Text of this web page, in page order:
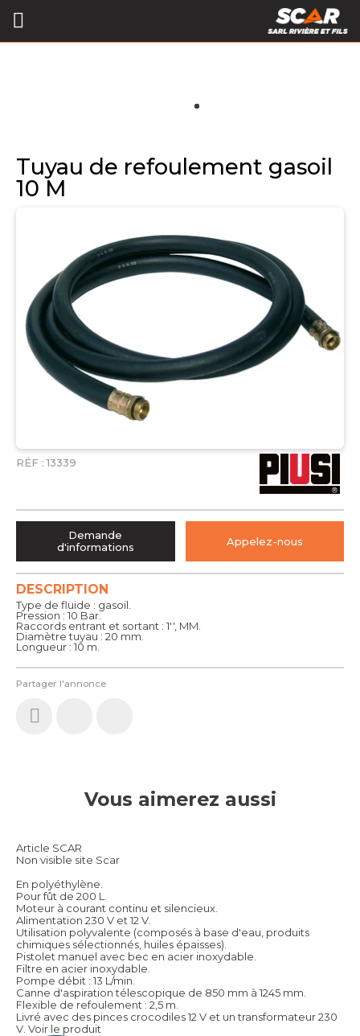
Tuyau de refoulement gasoil
10 M
RÉF : 13339
Partager l'annonce
DESCRIPTION
Type de fluide : gasoil.
Pression : 10 Bar.
Raccords entrant et sortant : 1'', MM.
Diamètre tuyau : 20 mm.
Longueur : 10 m.
Demande
d'informations
Appelez-nous
Vous aimerez aussi
Article SCAR
Non visible site Scar
En polyéthylène.
Pour fût de 200 L.
Moteur à courant continu et silencieux.
Alimentation 230 V et 12 V.
Utilisation polyvalente (composés à base d'eau, produits
chimiques sélectionnés, huiles épaisses).
Pistolet manuel avec bec en acier inoxydable.
Filtre en acier inoxydable.
Pompe débit : 13 L/min.
Canne d'aspiration télescopique de 850 mm à 1245 mm.
Flexible de refoulement : 2,5 m.
Livré avec des pinces crocodiles 12 V et un transformateur 230
V. Voir le produit